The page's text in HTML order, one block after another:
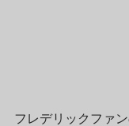
フレデリックファ